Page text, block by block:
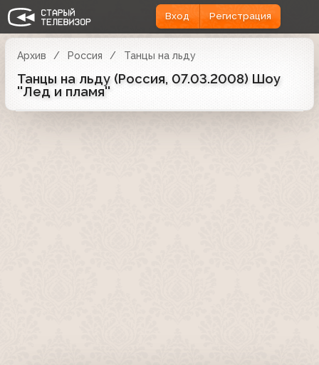
Вход Регистрация
Архив Россия Танцы на льду
Танцы на льду (Россия, 07.03.2008) Шоу
''Лед и пламя''